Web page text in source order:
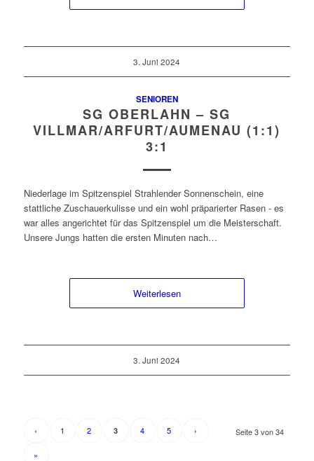
3. Juni 2024
SENIOREN
SG OBERLAHN – SG
VILLMAR/ARFURT/AUMENAU (1:1)
3:1
Niederlage im Spitzenspiel Strahlender Sonnenschein, eine
stattliche Zuschauerkulisse und ein wohl präparierter Rasen - es
war alles angerichtet für das Spitzenspiel um die Meisterschaft.
Unsere Jungs hatten die ersten Minuten nach…
Weiterlesen
3. Juni 2024
Seite 3 von 34
‹ 1 2 3 4 5 ›
»